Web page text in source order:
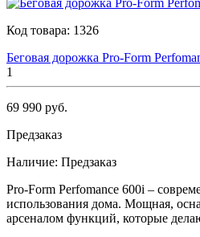
Код товара: 1326
Беговая дорожка Pro-Form
1
69 990 руб.
Предзаказ
Наличие: Предзаказ
Pro-Form Perfomance 600i –
использования дома. Мощная,
арсеналом функций, которые